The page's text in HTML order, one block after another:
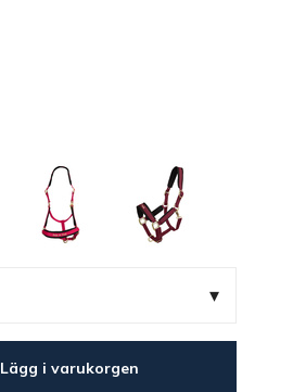
▾
Lägg i varukorgen